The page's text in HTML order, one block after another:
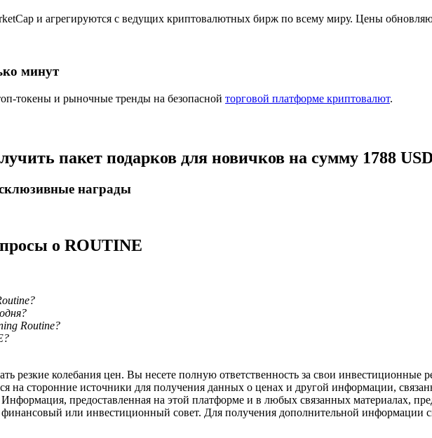
и т. д.
и агрегируются с ведущих криптовалютных бирж по всему миру. Цены
минут
токены и рыночные тренды на безопасной торговой платформе криптовалют.
пакет подарков для новичков на сумму 1788
награды
о ROUTINE
Routine?
колебания цен. Вы несете полную ответственность за свои инвестиционные
на сторонние источники для получения данных о ценах и другой информации,
предоставленная на этой платформе и в любых связанных материалах,
или инвестиционный совет. Для получения дополнительной информации